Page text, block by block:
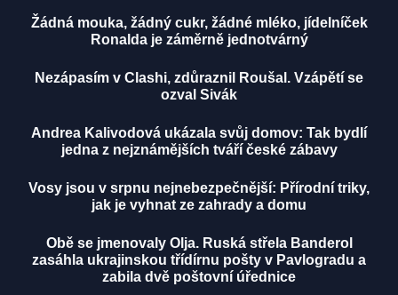
Žádná mouka, žádný cukr, žádné mléko, jídelníček
Ronalda je záměrně jednotvárný
Nezápasím v Clashi, zdůraznil Roušal. Vzápětí se
ozval Sivák
Andrea Kalivodová ukázala svůj domov: Tak bydlí
jedna z nejznámějších tváří české zábavy
Vosy jsou v srpnu nejnebezpečnější: Přírodní triky,
jak je vyhnat ze zahrady a domu
Obě se jmenovaly Olja. Ruská střela Banderol
zasáhla ukrajinskou třídírnu pošty v Pavlogradu a
zabila dvě poštovní úřednice